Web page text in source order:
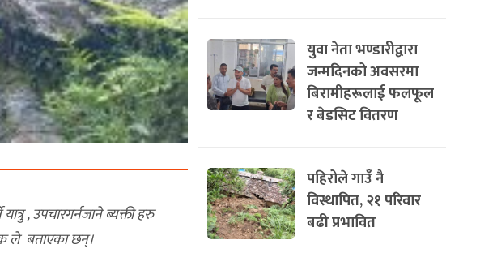
, उपचारगर्नजाने ब्यक्ती हरु
क ले बताएका छन्।
युवा नेता भण्डारीद्वारा
जन्मदिनको अवसरमा
बिरामीहरूलाई फलफूल
र बेडसिट वितरण
पहिरोले गाउँ नै
विस्थापित, २१ परिवार
बढी प्रभावित